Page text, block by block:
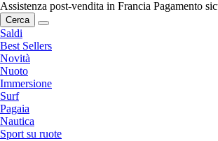
Assistenza post-vendita in Francia Pagamento
Cerca
Saldi
Best Sellers
Novità
Nuoto
Immersione
Surf
Pagaia
Nautica
Sport su ruote